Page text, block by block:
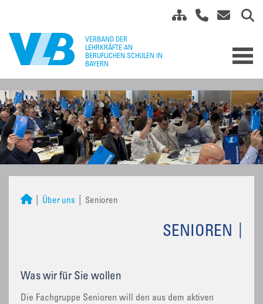
Über uns Senioren
SENIOREN
Was wir für Sie wollen
Die Fachgruppe Senioren will den aus dem aktiven